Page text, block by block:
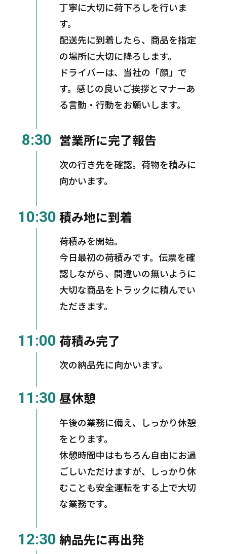
丁寧に大切に荷下ろしを行いま
す。
配送先に到着したら、商品を指定
の場所に大切に降ろします。
ドライバーは、当社の「顔」で
す。感じの良いご挨拶とマナーあ
る言動・行動をお願いします。
8:30 営業所に完了報告
次の行き先を確認。荷物を積みに
向かいます。
10:30 積み地に到着
荷積みを開始。
今日最初の荷積みです。伝票を確
認しながら、間違いの無いように
大切な商品をトラックに積んでい
ただきます。
11:00 荷積み完了
次の納品先に向かいます。
11:30 昼休憩
午後の業務に備え、しっかり休憩
をとります。
休憩時間中はもちろん自由にお過
ごしいただけますが、しっかり休
むことも安全運転をする上で大切
な業務です。
12:30 納品先に再出発